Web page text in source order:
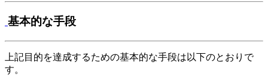
基本的な手段
上記目的を達成するための基本的な手段は以下のとおりで
す。